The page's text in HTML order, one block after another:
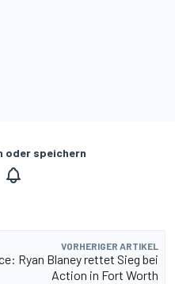
oder speichern
VORHERIGER ARTIKEL
Ryan Blaney rettet Sieg bei
Action in Fort Worth